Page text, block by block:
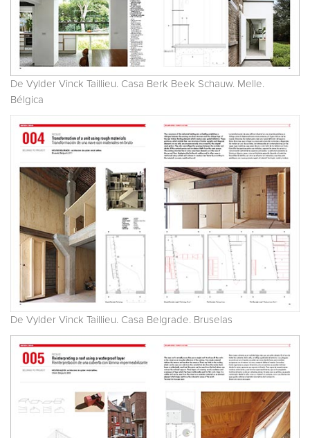
De Vylder Vinck Taillieu. Casa Berk Beek Schauw. Melle.
Bélgica
De Vylder Vinck Taillieu. Casa Belgrade. Bruselas